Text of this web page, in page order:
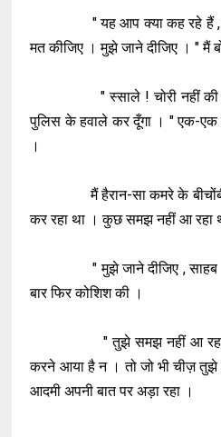
" यह आप क्या कह रहे हैं ,
मत कीजिए । मुझे जाने दीजिए । " मैं
" स्साले ! चोरी नहीं की
पुलिस के हवाले कर दूँगा । " एक-एक
।
मैं हैरान-सा कमरे के बीचोंबीच
कर रहा था । कुछ समझ नहीं आ रहा
" मुझे जाने दीजिए , साहब ।
बार फिर कोशिश की ।
" तुझे समझ नहीं आ रहा , मैं
करने आया है न । तो जो भी चीज़
आदमी अपनी बात पर अड़ा रहा ।